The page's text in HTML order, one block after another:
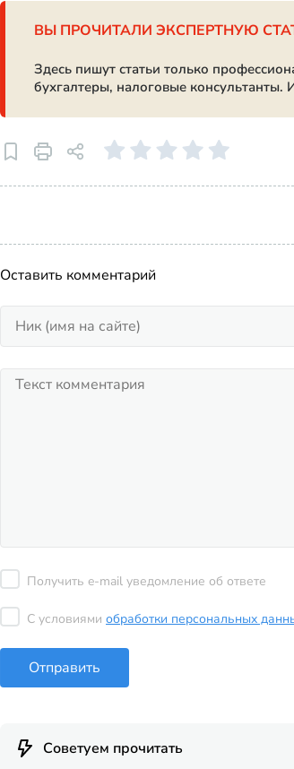
ВЫ ПРОЧИТАЛИ ЭКСПЕРТНУЮ
Здесь пишут статьи только
бухгалтеры, налоговые консультанты.
Оставить комментарий
Получить e-mail уведомление об ответе
С условиями обработки персональных
Отправить
Советуем прочитать